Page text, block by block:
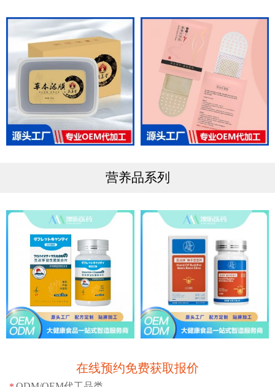
营养品系列
在线预约免费获取报价